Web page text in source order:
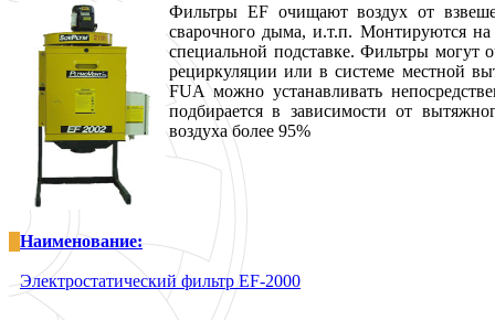
Фильтры EF очищают воздух от
сварочного дыма, и.т.п. Монтируются
специальной подставке. Фильтры могут
рециркуляции или в системе местной
FUA можно устанавливать
подбирается в зависимости от
воздуха более 95%
Наименование:
Электростатический фильтр EF-2000